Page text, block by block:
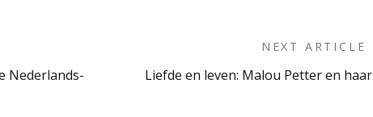
Nederlands-
NEXT ARTICLE
Liefde en leven: Malou Petter en